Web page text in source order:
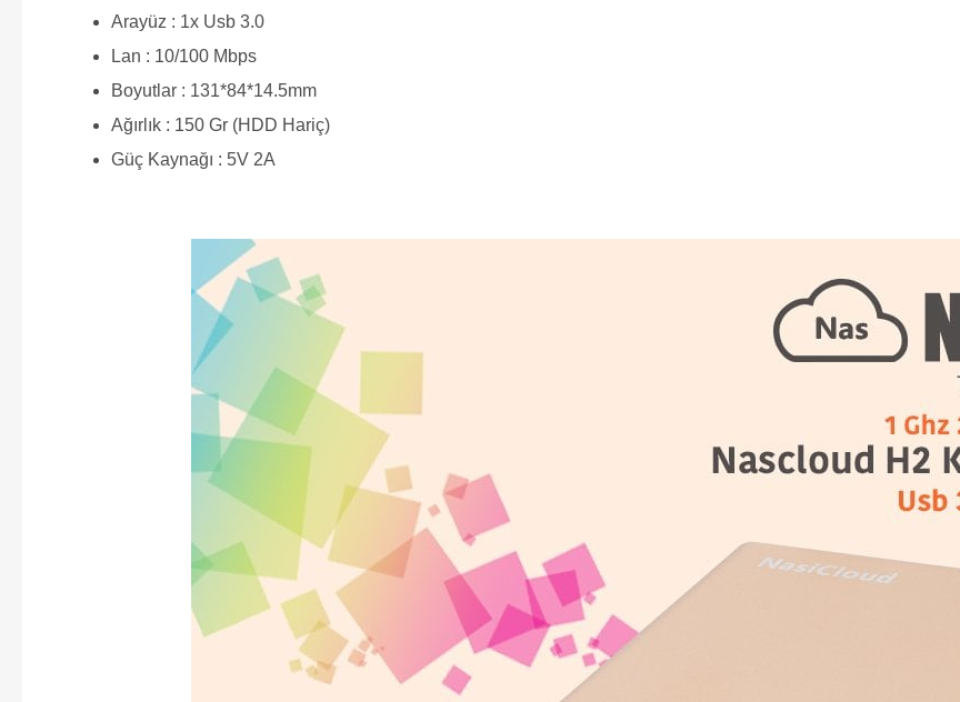
Arayüz : 1x Usb 3.0
Lan : 10/100 Mbps
Boyutlar : 131*84*14.5mm
Ağırlık : 150 Gr (HDD Hariç)
Güç Kaynağı : 5V 2A